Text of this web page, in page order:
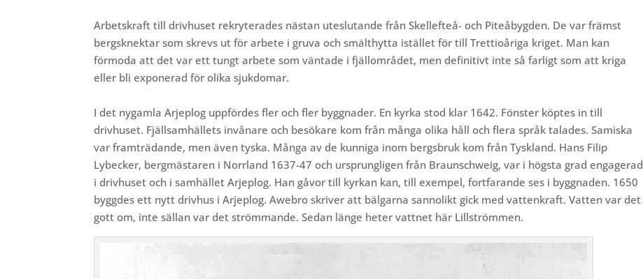
Arbetskraft till drivhuset rekryterades nästan uteslutande från Skellefteå- och Piteåbygden. De var främst
bergsknektar som skrevs ut för arbete i gruva och smälthytta istället för till Trettioåriga kriget. Man kan
förmoda att det var ett tungt arbete som väntade i fjällområdet, men definitivt inte så farligt som att kriga
eller bli exponerad för olika sjukdomar.
I det nygamla Arjeplog uppfördes fler och fler byggnader. En kyrka stod klar 1642. Fönster köptes in till
drivhuset. Fjällsamhällets invånare och besökare kom från många olika håll och flera språk talades. Samiska
var framträdande, men även tyska. Många av de kunniga inom bergsbruk kom från Tyskland. Hans Filip
Lybecker, bergmästaren i Norrland 1637-47 och ursprungligen från Braunschweig, var i högsta grad engagerad
i drivhuset och i samhället Arjeplog. Han gåvor till kyrkan kan, till exempel, fortfarande ses i byggnaden. 1650
byggdes ett nytt drivhus i Arjeplog. Awebro skriver att bälgarna sannolikt gick med vattenkraft. Vatten var det
gott om, inte sällan var det strömmande. Sedan länge heter vattnet här Lillströmmen.